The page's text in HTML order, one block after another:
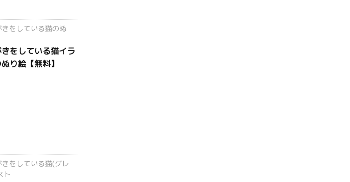
をしている猫イラ
り絵【無料】